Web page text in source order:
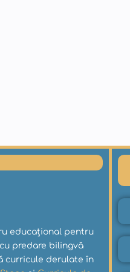
educațional pentru
predare bilingvă
curricule derulate în